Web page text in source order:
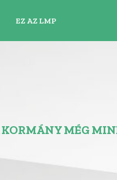
EZ AZ LMP
MÉG